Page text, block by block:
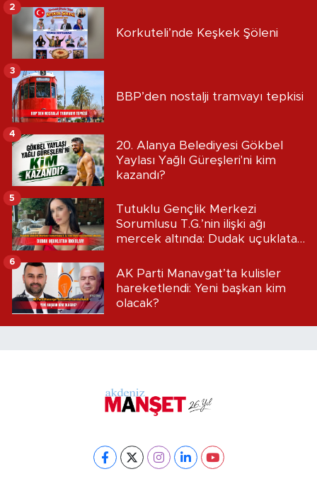
Korkuteli’nde Keşkek Şöleni
2
BBP’den nostalji tramvayı tepkisi
3
20. Alanya Belediyesi Gökbel
Yaylası Yağlı Güreşleri'ni kim
kazandı?
4
Tutuklu Gençlik Merkezi
Sorumlusu T.G.’nin ilişki ağı
mercek altında: Dudak uçuklatan
5
AK Parti Manavgat’ta kulisler
hareketlendi: Yeni başkan kim
olacak?
6